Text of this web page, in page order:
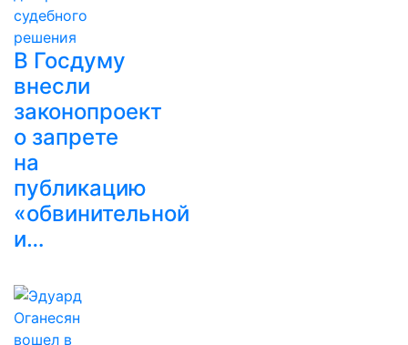
В Госдуму
внесли
законопроект
о запрете
на
публикацию
«обвинительной
и…